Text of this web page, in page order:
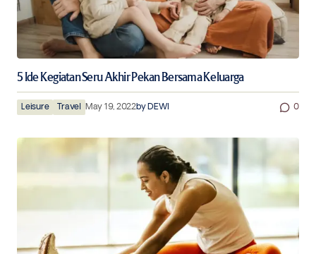
5 Ide Kegiatan Seru Akhir Pekan Bersama Keluarga
Leisure Travel May 19, 2022byDEWI 0